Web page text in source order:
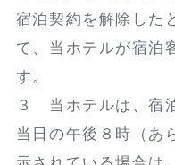
宿泊契約を解除した
て、当ホテルが宿泊
す。
３ 当ホテルは、宿
当日の午後８時（あ